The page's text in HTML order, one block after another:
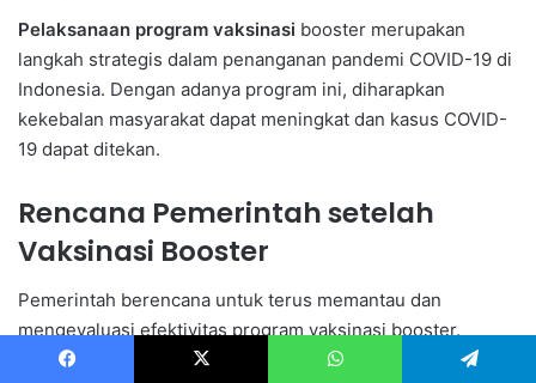
Pelaksanaan program vaksinasi booster merupakan
langkah strategis dalam penanganan pandemi COVID-19 di
Indonesia. Dengan adanya program ini, diharapkan
kekebalan masyarakat dapat meningkat dan kasus COVID-
19 dapat ditekan.
Rencana Pemerintah setelah
Vaksinasi Booster
Pemerintah berencana untuk terus memantau dan
mengevaluasi efektivitas program vaksinasi booster.
Rencana ini mencakup peningkatan kapasitas fasilitas